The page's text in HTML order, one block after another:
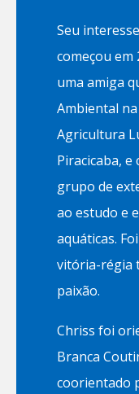
Seu
começou
uma amiga
Ambiental
Agricultura
Piracicaba, e
grupo de
ao estudo e
aquáticas.
vitória-régia
paixão.
Chriss foi
Branca
coorientado